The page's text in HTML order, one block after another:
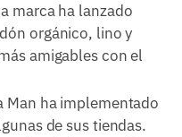
marca ha lanzado
orgánico, lino y
amigables con el
Man ha implementado
de sus tiendas.